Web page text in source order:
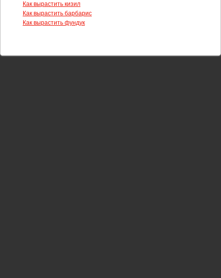
Как вырастить кизил
Как вырастить барбарис
Как вырастить фундук